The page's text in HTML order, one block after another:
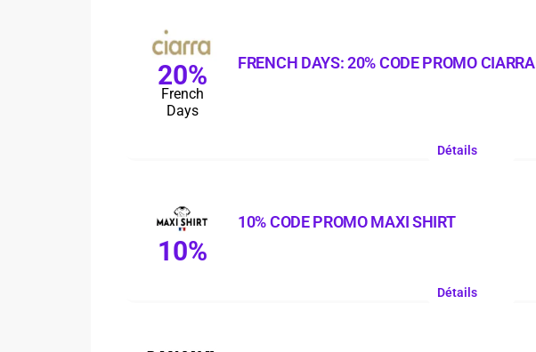
20%
French
Days
FRENCH DAYS: 20% CODE PROMO CIARRA
Détails
10%
10% CODE PROMO MAXI SHIRT
Détails